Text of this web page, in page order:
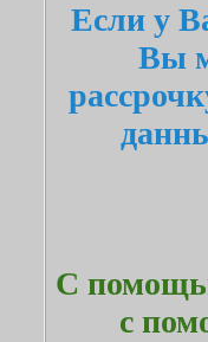
Если у
Вы
С
с